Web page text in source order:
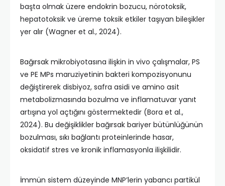
başta olmak üzere endokrin bozucu, nörotoksik,
hepatotoksik ve üreme toksik etkiler taşıyan bileşikler
yer alır (Wagner et al., 2024).
Bağırsak mikrobiyotasına ilişkin in vivo çalışmalar, PS
ve PE MPs maruziyetinin bakteri kompozisyonunu
değiştirerek disbiyoz, safra asidi ve amino asit
metabolizmasında bozulma ve inflamatuvar yanıt
artışına yol açtığını göstermektedir (Bora et al.,
2024). Bu değişiklikler bağırsak bariyer bütünlüğünün
bozulması, sıkı bağlantı proteinlerinde hasar,
oksidatif stres ve kronik inflamasyonla ilişkilidir.
İmmün sistem düzeyinde MNP’lerin yabancı partikül